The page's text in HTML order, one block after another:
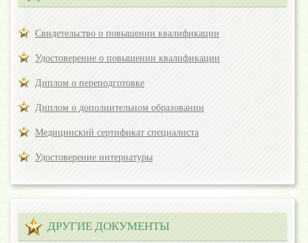
Свидетельство о повышении квалификации
Удостоверение о повышении квалификации
Диплом о переподготовке
Диплом о дополнительном образовании
Медицинский сертификат специалиста
Удостоверение интернатуры
ДРУГИЕ ДОКУМЕНТЫ